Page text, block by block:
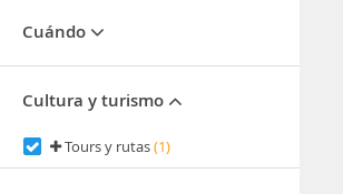
Cuándo
Cultura y turismo
Tours y rutas(1)